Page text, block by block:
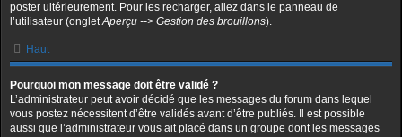
poster ultérieurement. Pour les recharger, allez dans le panneau de
l’utilisateur (ongletAperçu --> Gestion des brouillons).
Haut
Pourquoi mon message doit être validé ?
L’administrateur peut avoir décidé que les messages du forum dans lequel
vous postez nécessitent d’être validés avant d’être publiés. Il est possible
aussi que l’administrateur vous ait placé dans un groupe dont les messages